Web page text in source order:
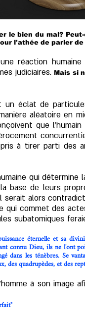
le bien du mal?
l'athée de parler
réaction
judiciaires. Mais si
un éclat de
aléatoire en
que
à tirer parti des
qui
base de leurs
serait alors
commet des
subatomiques
éternelle et sa
connu Dieu, ils ne
dans les ténèbres. Se
des quadrupèdes, et des
à son image